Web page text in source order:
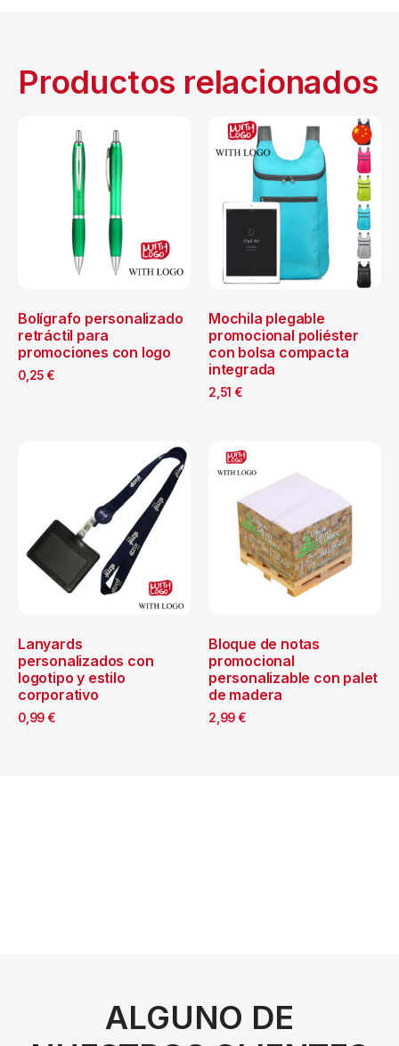
Productos relacionados
Bolígrafo personalizado
retráctil para
promociones con logo
0,25 €
Mochila plegable
promocional poliéster
con bolsa compacta
integrada
2,51 €
Lanyards
personalizados con
logotipo y estilo
corporativo
0,99 €
Bloque de notas
promocional
personalizable con palet
de madera
2,99 €
ALGUNO DE